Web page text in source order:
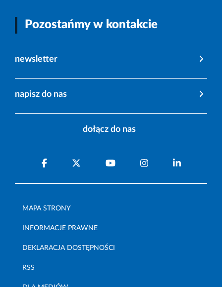
Pozostańmy w kontakcie
newsletter
napisz do nas
dołącz do nas
MAPA STRONY
INFORMACJE PRAWNE
DEKLARACJA DOSTĘPNOŚCI
RSS